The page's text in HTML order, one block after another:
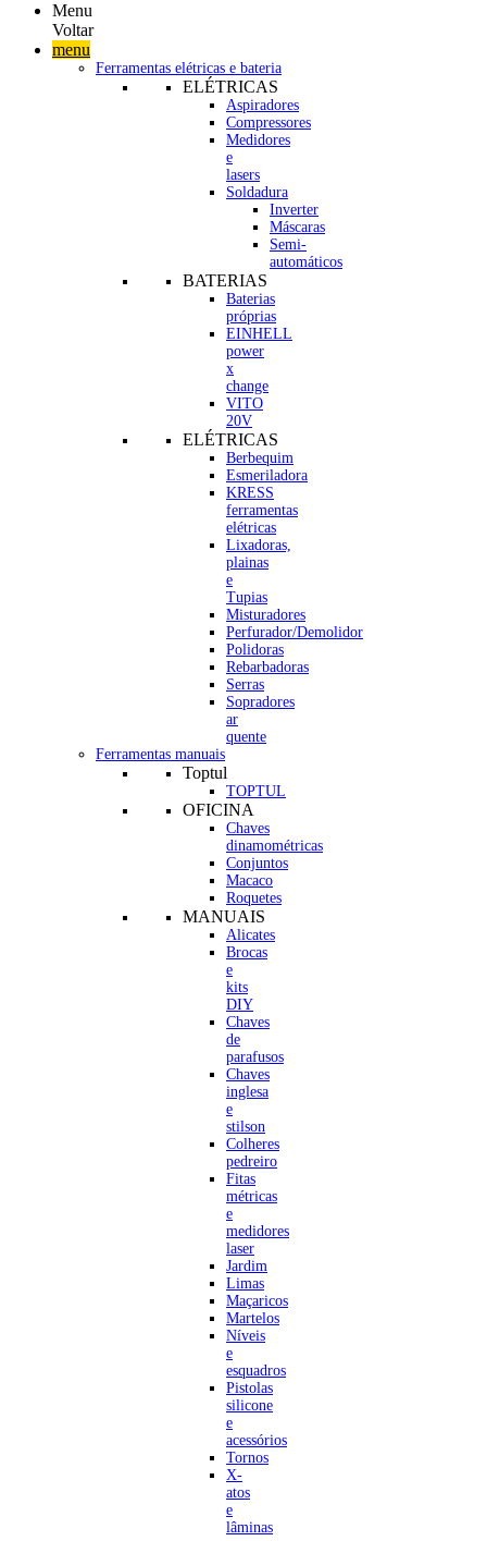
Menu
Voltar
menu
Ferramentas elétricas e bateria
ELÉTRICAS
Aspiradores
Compressores
Medidores
e
lasers
Soldadura
Inverter
Máscaras
Semi-
automáticos
BATERIAS
Baterias
próprias
EINHELL
power
x
change
VITO
20V
ELÉTRICAS
Berbequim
Esmeriladora
KRESS
ferramentas
elétricas
Lixadoras,
plainas
e
Tupias
Misturadores
Perfurador/Demolidor
Polidoras
Rebarbadoras
Serras
Sopradores
ar
quente
Ferramentas manuais
Toptul
TOPTUL
OFICINA
Chaves
dinamométricas
Conjuntos
Macaco
Roquetes
MANUAIS
Alicates
Brocas
e
kits
DIY
Chaves
de
parafusos
Chaves
inglesa
e
stilson
Colheres
pedreiro
Fitas
métricas
e
medidores
laser
Jardim
Limas
Maçaricos
Martelos
Níveis
e
esquadros
Pistolas
silicone
e
acessórios
Tornos
X-
atos
e
lâminas